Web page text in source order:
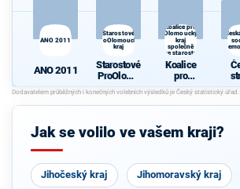
ANO 2011
ANO 2011
Starostové
ProOlomoucký
kraj
Starostové
ProOlomo
ucký kraj
Koalice pro
Olomoucký
kraj
společně
se starosty
Koalice
pro
Olomouck
ý kraj
společně
starosty
Jak se volilo ve vašem kraji?
Jihočeský kraj Jihomoravský kraj